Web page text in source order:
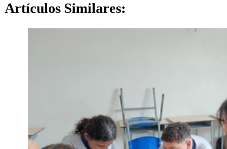
Artículos Similares: